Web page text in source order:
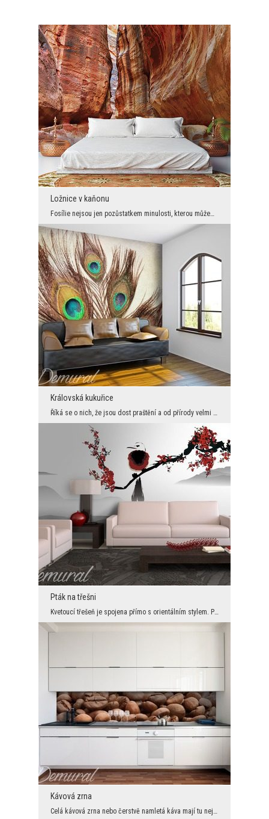
Ložnice v kaňonu
Fosílie nejsou jen pozůstatkem minulosti, kterou můžeme obdivovat. Je to především znak věčnosti ...
Královská kukuřice
Říká se o nich, že jsou dost praštění a od přírody velmi zlomyslní. Tyto negativní vlastnosti nic...
Pták na třešni
Kvetoucí třešeň je spojena přímo s orientálním stylem. Pokud tedy chceme zachovat uspořádání v to...
Kávová zrna
Celá kávová zrna nebo čerstvě namletá káva mají tu nejkrásnější vůni. Nemělo by se však skrývat, ...